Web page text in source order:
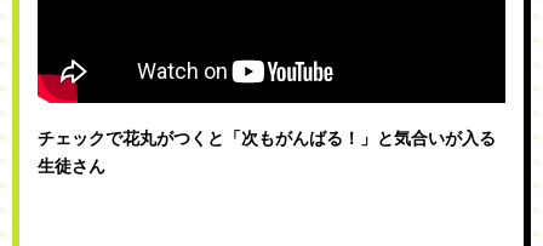
チェックで花丸がつくと「次もがんばる！」と気合いが入る
生徒さん